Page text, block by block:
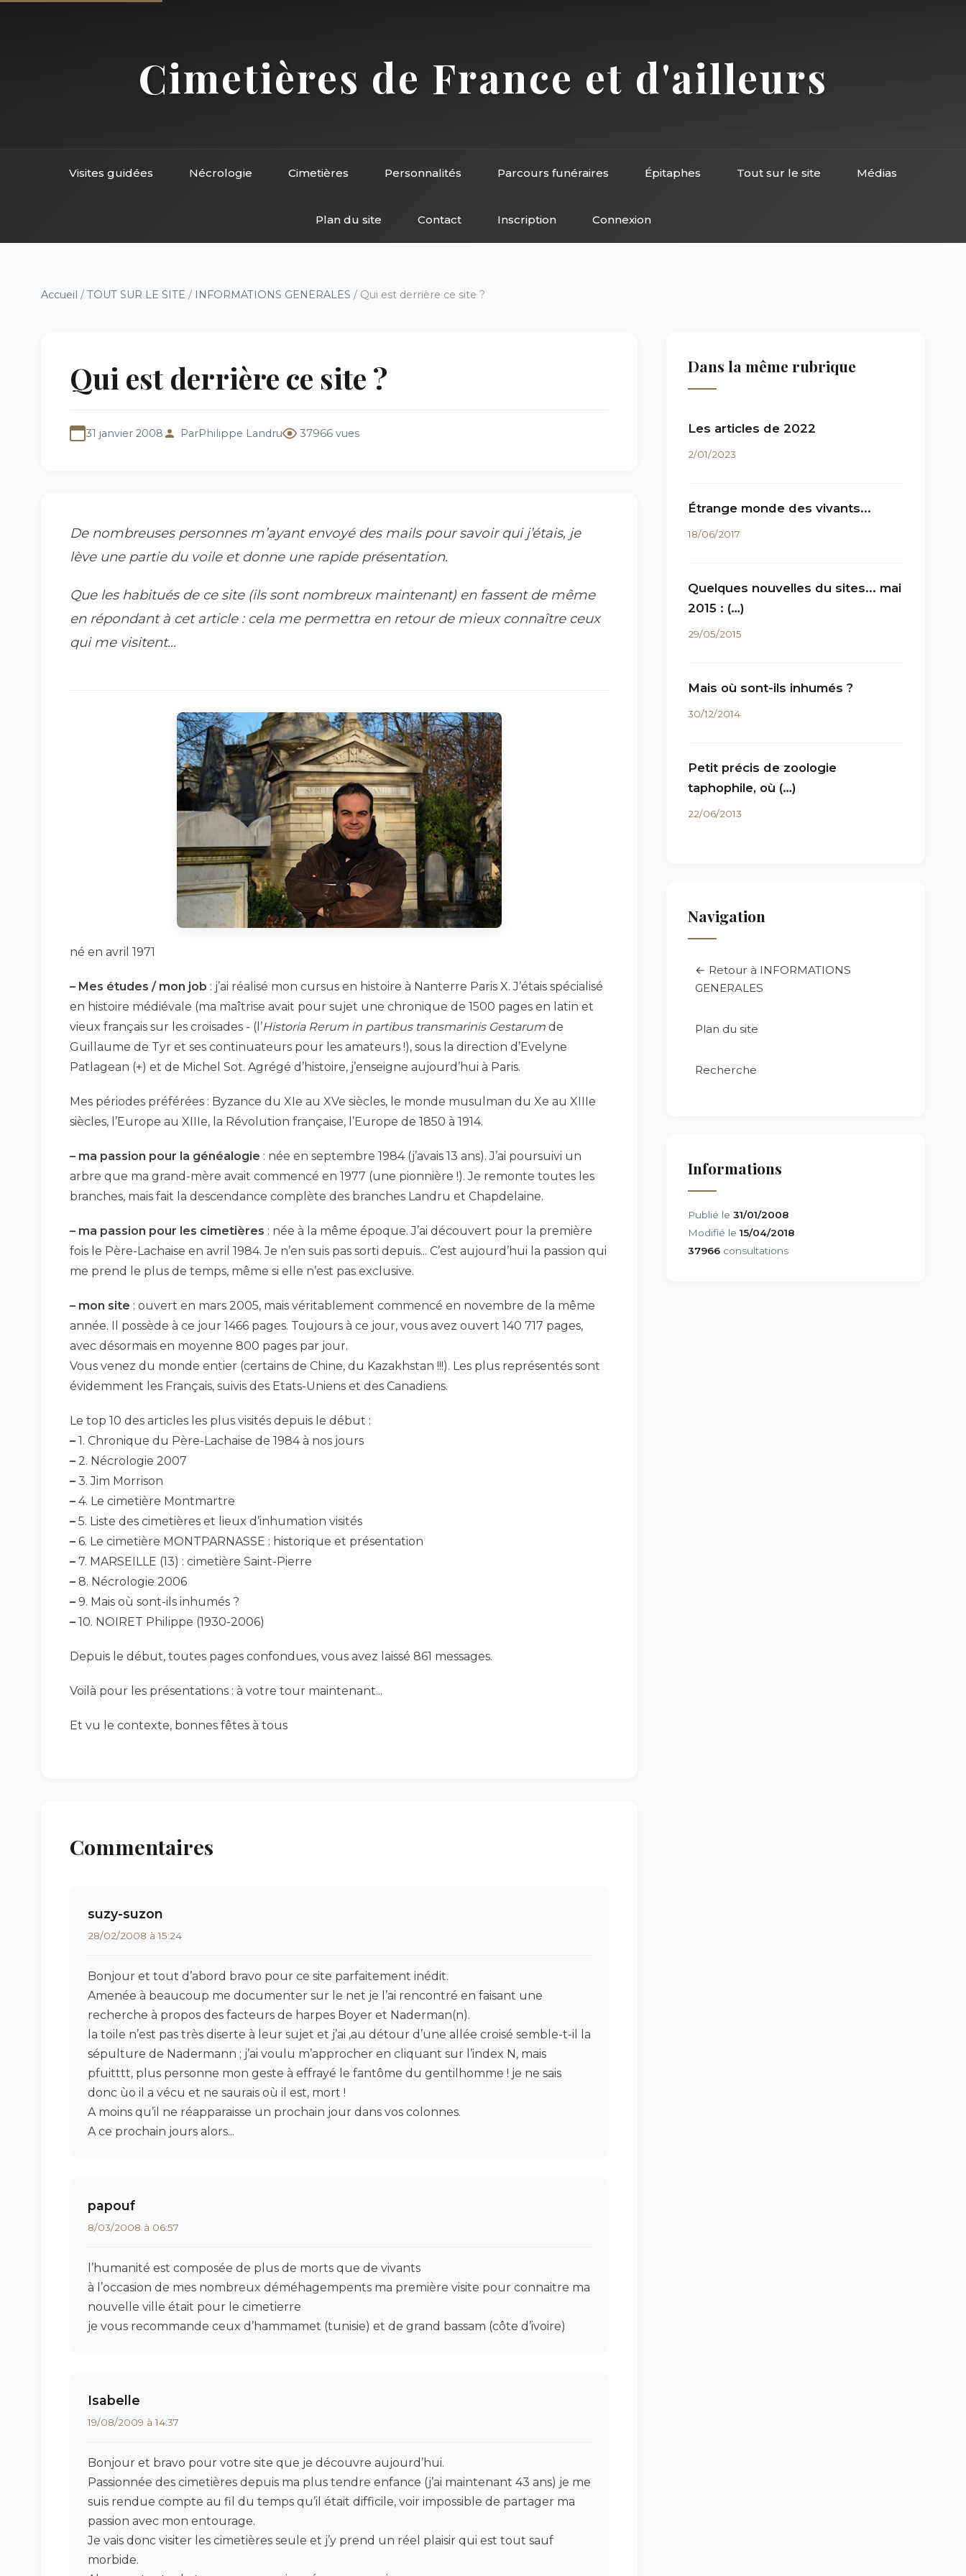
Cimetières de France et d'ailleurs
Visites guidées Nécrologie Cimetières Personnalités Parcours funéraires Épitaphes Tout sur le site Médias
Plan du site Contact Inscription Connexion
Accueil / TOUT SUR LE SITE / INFORMATIONS GENERALES / Qui est derrière ce site ?
Qui est derrière ce site ?
31 janvier 2008 ParPhilippe Landru 37966 vues
De nombreuses personnes m’ayant envoyé des mails pour savoir qui j’étais, je
lève une partie du voile et donne une rapide présentation.
Que les habitués de ce site (ils sont nombreux maintenant) en fassent de même
en répondant à cet article : cela me permettra en retour de mieux connaître ceux
qui me visitent...
né en avril 1971
– Mes études / mon job : j’ai réalisé mon cursus en histoire à Nanterre Paris X. J’étais spécialisé
en histoire médiévale (ma maîtrise avait pour sujet une chronique de 1500 pages en latin et
vieux français sur les croisades - (l’Historia Rerum in partibus transmarinis Gestarum de
Guillaume de Tyr et ses continuateurs pour les amateurs !), sous la direction d’Evelyne
Patlagean (+) et de Michel Sot. Agrégé d’histoire, j’enseigne aujourd’hui à Paris.
Mes périodes préférées : Byzance du XIe au XVe siècles, le monde musulman du Xe au XIIIe
siècles, l’Europe au XIIIe, la Révolution française, l’Europe de 1850 à 1914.
– ma passion pour la généalogie : née en septembre 1984 (j’avais 13 ans). J’ai poursuivi un
arbre que ma grand-mère avait commencé en 1977 (une pionnière !). Je remonte toutes les
branches, mais fait la descendance complète des branches Landru et Chapdelaine.
– ma passion pour les cimetières : née à la même époque. J’ai découvert pour la première
fois le Père-Lachaise en avril 1984. Je n’en suis pas sorti depuis... C’est aujourd’hui la passion qui
me prend le plus de temps, même si elle n’est pas exclusive.
– mon site : ouvert en mars 2005, mais véritablement commencé en novembre de la même
année. Il possède à ce jour 1466 pages. Toujours à ce jour, vous avez ouvert 140 717 pages,
avec désormais en moyenne 800 pages par jour.
Vous venez du monde entier (certains de Chine, du Kazakhstan !!!). Les plus représentés sont
évidemment les Français, suivis des Etats-Uniens et des Canadiens.
Le top 10 des articles les plus visités depuis le début :
– 1. Chronique du Père-Lachaise de 1984 à nos jours
– 2. Nécrologie 2007
– 3. Jim Morrison
– 4. Le cimetière Montmartre
– 5. Liste des cimetières et lieux d’inhumation visités
– 6. Le cimetière MONTPARNASSE : historique et présentation
– 7. MARSEILLE (13) : cimetière Saint-Pierre
– 8. Nécrologie 2006
– 9. Mais où sont-ils inhumés ?
– 10. NOIRET Philippe (1930-2006)
Depuis le début, toutes pages confondues, vous avez laissé 861 messages.
Voilà pour les présentations : à votre tour maintenant...
Et vu le contexte, bonnes fêtes à tous
Commentaires
suzy-suzon
28/02/2008 à 15:24
Bonjour et tout d’abord bravo pour ce site parfaitement inédit.
Amenée à beaucoup me documenter sur le net je l’ai rencontré en faisant une
recherche à propos des facteurs de harpes Boyer et Naderman(n).
la toile n’est pas très diserte à leur sujet et j’ai ,au détour d’une allée croisé semble-t-il la
sépulture de Nadermann ; j’ai voulu m’approcher en cliquant sur l’index N, mais
pfuitttt, plus personne mon geste à effrayé le fantôme du gentilhomme ! je ne sais
donc ùo il a vécu et ne saurais où il est, mort !
A moins qu’il ne réapparaisse un prochain jour dans vos colonnes.
A ce prochain jours alors...
papouf
8/03/2008 à 06:57
l’humanité est composée de plus de morts que de vivants
à l’occasion de mes nombreux déméhagempents ma première visite pour connaitre ma
nouvelle ville était pour le cimetierre
je vous recommande ceux d’hammamet (tunisie) et de grand bassam (côte d’ivoire)
Isabelle
19/08/2009 à 14:37
Bonjour et bravo pour votre site que je découvre aujourd’hui.
Passionnée des cimetières depuis ma plus tendre enfance (j’ai maintenant 43 ans) je me
suis rendue compte au fil du temps qu’il était difficile, voir impossible de partager ma
passion avec mon entourage.
Je vais donc visiter les cimetières seule et j’y prend un réel plaisir qui est tout sauf
morbide.
Dans la même rubrique
Les articles de 2022
2/01/2023
Étrange monde des vivants...
18/06/2017
Quelques nouvelles du sites... mai
2015 : (…)
29/05/2015
Mais où sont-ils inhumés ?
30/12/2014
Petit précis de zoologie
taphophile, où (…)
22/06/2013
Navigation
← Retour à INFORMATIONS
GENERALES
Plan du site
Recherche
Informations
Publié le 31/01/2008
Modifié le 15/04/2018
37966 consultations